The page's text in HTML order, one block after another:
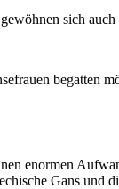
sich
enormen
Gans und